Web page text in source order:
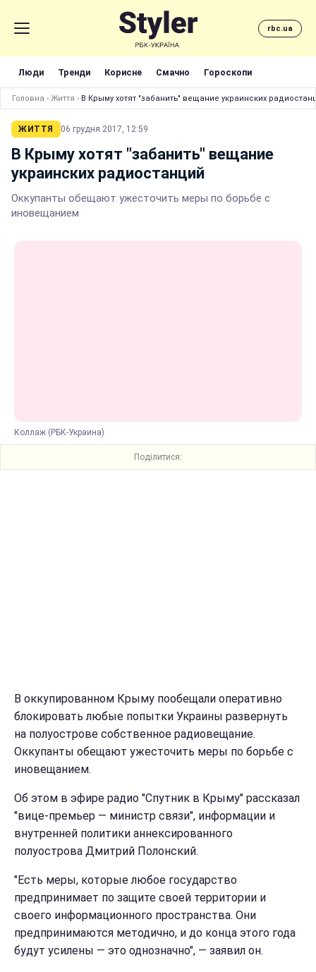
rbc.ua
Люди Тренди Корисне Смачно Гороскопи
Головна › Життя › В Крыму хотят "забанить" вещание украинских
ЖИТТЯ 06 грудня 2017, 12:59
В Крыму хотят "забанить" вещание
украинских радиостанций
Оккупанты обещают ужесточить меры по борьбе с
иновещанием
Коллаж (РБК-Украина)
Поділитися:
В оккупированном Крыму пообещали оперативно
блокировать любые попытки Украины развернуть
на полуострове собственное радиовещание.
Оккупанты обещают ужесточить меры по борьбе с
иновещанием.
Об этом в эфире радио "Спутник в Крыму" рассказал
"вице-премьер — министр связи", информации и
внутренней политики аннексированного
полуострова Дмитрий Полонский.
"Есть меры, которые любое государство
предпринимает по защите своей территории и
своего информационного пространства. Они
предпринимаются методично, и до конца этого года
будут усилены — это однозначно", — заявил он.